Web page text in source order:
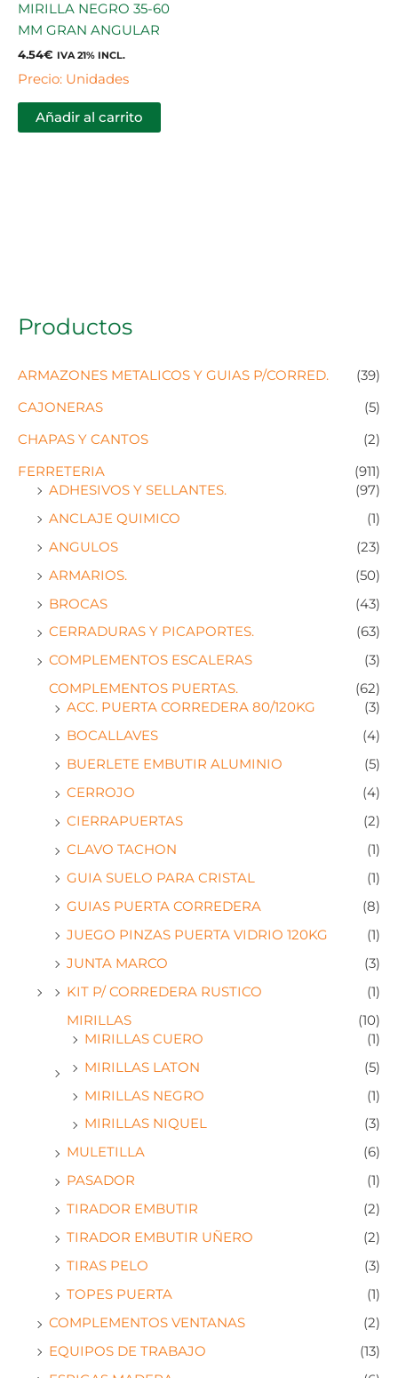
Productos
ARMAZONES METALICOS Y GUIAS P/CORRED.
(39)
CAJONERAS
(5)
CHAPAS Y CANTOS
(2)
FERRETERIA
(911)
ADHESIVOS Y SELLANTES.
(97)
ANCLAJE QUIMICO
(1)
ANGULOS
(23)
ARMARIOS.
(50)
BROCAS
(43)
CERRADURAS Y PICAPORTES.
(63)
COMPLEMENTOS ESCALERAS
(3)
COMPLEMENTOS PUERTAS.
(62)
ACC. PUERTA CORREDERA 80/120KG
(3)
BOCALLAVES
(4)
BUERLETE EMBUTIR ALUMINIO
(5)
CERROJO
(4)
CIERRAPUERTAS
(2)
CLAVO TACHON
(1)
GUIA SUELO PARA CRISTAL
(1)
GUIAS PUERTA CORREDERA
(8)
JUEGO PINZAS PUERTA VIDRIO 120KG
(1)
JUNTA MARCO
(3)
KIT P/ CORREDERA RUSTICO
(1)
MIRILLAS
(10)
MIRILLAS CUERO
(1)
MIRILLAS LATON
(5)
MIRILLAS NEGRO
(1)
MIRILLAS NIQUEL
(3)
MULETILLA
(6)
PASADOR
(1)
TIRADOR EMBUTIR
(2)
TIRADOR EMBUTIR UÑERO
(2)
TIRAS PELO
(3)
TOPES PUERTA
(1)
COMPLEMENTOS VENTANAS
(2)
EQUIPOS DE TRABAJO
(13)
MIRILLA NEGRO 35-60
MM GRAN ANGULAR
4.54€ IVA 21% INCL.
Precio: Unidades
Añadir al carrito